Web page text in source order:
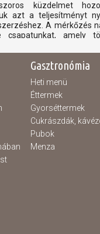
küzdelmet
azt a teljesítményt
A mérkőzés
csapatunkat, amely
Gasztronómia
Heti menü
Éttermek
Gyorséttermek
Cukrászdák,
Pubok
Menza